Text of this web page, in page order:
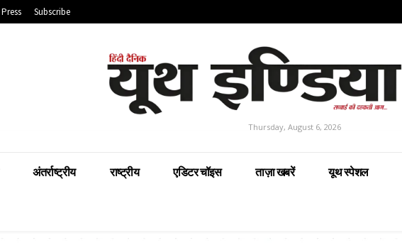
Subscribe
Thursday, August 6, 2026
अंतर्राष्ट्रीय राष्ट्रीय एडिटर चॉइस ताज़ा खबरें यूथ स्पेशल